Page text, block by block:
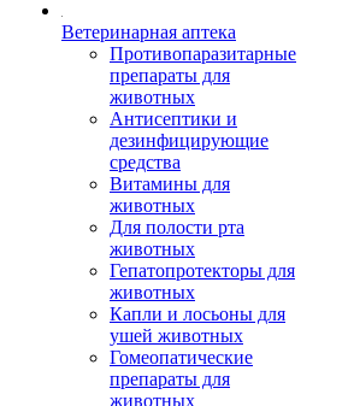
Ветеринарная аптека
Противопаразитарные
препараты для
животных
Антисептики и
дезинфицирующие
средства
Витамины для
животных
Для полости рта
животных
Гепатопротекторы для
животных
Капли и лосьоны для
ушей животных
Гомеопатические
препараты для
животных